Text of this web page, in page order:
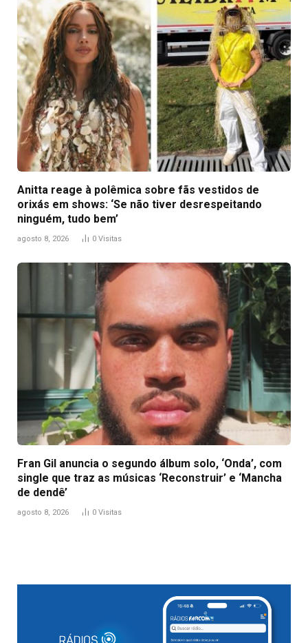
Anitta reage à polêmica sobre fãs vestidos de
orixás em shows: ‘Se não tiver desrespeitando
ninguém, tudo bem’
agosto 8, 2026 0 Visitas
Fran Gil anuncia o segundo álbum solo, ‘Onda’, com
single que traz as músicas ‘Reconstruir’ e ‘Mancha
de dendê’
agosto 8, 2026 0 Visitas